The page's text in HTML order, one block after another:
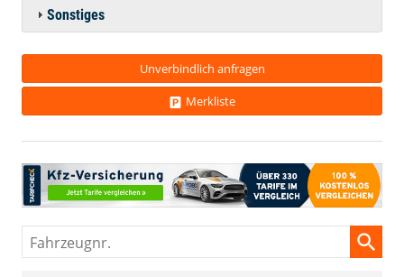
Sonstiges
Unverbindlich anfragen
Merkliste
Fahrzeugnr.